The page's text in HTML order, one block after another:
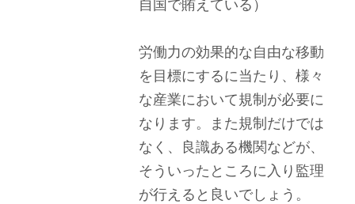
自国で賄えている）
労働力の効果的な自由な移動
を目標にするに当たり、様々
な産業において規制が必要に
なります。また規制だけでは
なく、良識ある機関などが、
そういったところに入り監理
が行えると良いでしょう。